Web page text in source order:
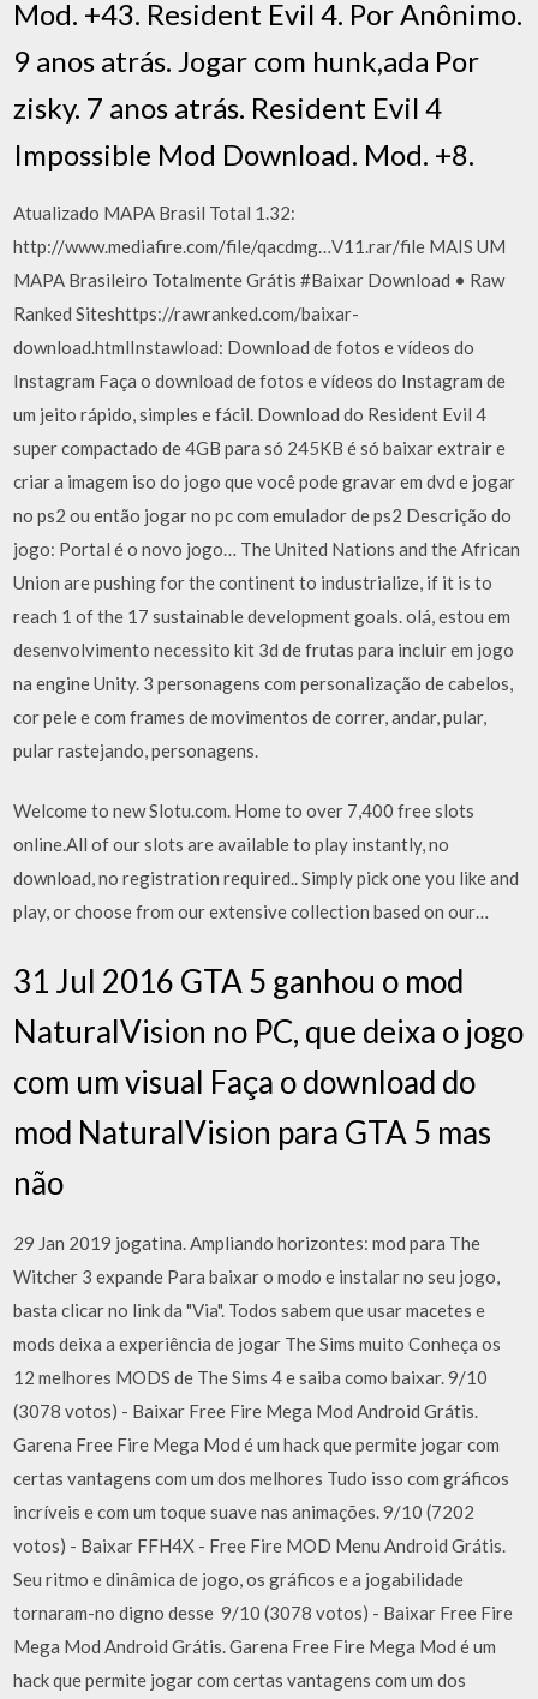
Mod. +43. Resident Evil 4. Por Anônimo.
9 anos atrás. Jogar com hunk,ada Por
zisky. 7 anos atrás. Resident Evil 4
Impossible Mod Download. Mod. +8.
Atualizado MAPA Brasil Total 1.32:
http://www.mediafire.com/file/qacdmg…V11.rar/file MAIS UM
MAPA Brasileiro Totalmente Grátis #Baixar Download • Raw
Ranked Siteshttps://rawranked.com/baixar-
download.htmlInstawload: Download de fotos e vídeos do
Instagram Faça o download de fotos e vídeos do Instagram de
um jeito rápido, simples e fácil. Download do Resident Evil 4
super compactado de 4GB para só 245KB é só baixar extrair e
criar a imagem iso do jogo que você pode gravar em dvd e jogar
no ps2 ou então jogar no pc com emulador de ps2 Descrição do
jogo: Portal é o novo jogo… The United Nations and the African
Union are pushing for the continent to industrialize, if it is to
reach 1 of the 17 sustainable development goals. olá, estou em
desenvolvimento necessito kit 3d de frutas para incluir em jogo
na engine Unity. 3 personagens com personalização de cabelos,
cor pele e com frames de movimentos de correr, andar, pular,
pular rastejando, personagens.
Welcome to new Slotu.com. Home to over 7,400 free slots
online.All of our slots are available to play instantly, no
download, no registration required.. Simply pick one you like and
play, or choose from our extensive collection based on our…
31 Jul 2016 GTA 5 ganhou o mod
NaturalVision no PC, que deixa o jogo
com um visual Faça o download do
mod NaturalVision para GTA 5 mas
não
29 Jan 2019 jogatina. Ampliando horizontes: mod para The
Witcher 3 expande Para baixar o modo e instalar no seu jogo,
basta clicar no link da "Via". Todos sabem que usar macetes e
mods deixa a experiência de jogar The Sims muito Conheça os
12 melhores MODS de The Sims 4 e saiba como baixar. 9/10
(3078 votos) - Baixar Free Fire Mega Mod Android Grátis.
Garena Free Fire Mega Mod é um hack que permite jogar com
certas vantagens com um dos melhores Tudo isso com gráficos
incríveis e com um toque suave nas animações. 9/10 (7202
votos) - Baixar FFH4X - Free Fire MOD Menu Android Grátis.
Seu ritmo e dinâmica de jogo, os gráficos e a jogabilidade
tornaram-no digno desse 9/10 (3078 votos) - Baixar Free Fire
Mega Mod Android Grátis. Garena Free Fire Mega Mod é um
hack que permite jogar com certas vantagens com um dos